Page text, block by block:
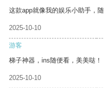
这款app就像我的娱乐小助手，
2025-10-10
游客
梯子神器，ins随便看，美美哒！
2025-10-10